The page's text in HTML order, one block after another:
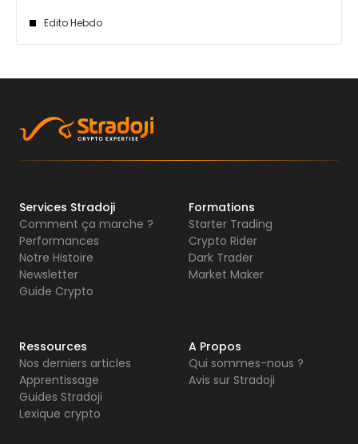
Edito Hebdo
Services Stradoji
Comment ça marche ?
Performances
Notre Histoire
Newsletter
Guide Crypto
Formations
Starter Trading
Crypto Rider
Dark Trader
Market Maker
Ressources
Nos derniers articles
Apprentissage
Guides Stradoji
Lexique crypto
A Propos
Qui sommes-nous ?
Avis sur Stradoji